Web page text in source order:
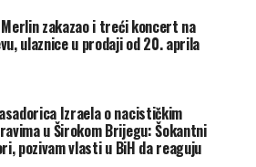
pjevačica i bot predsjednika
nije pojavila na bini jer su građani
su je čak morali evakuisati.
Merlin zakazao i treći koncert na
ulaznice u prodaji od 20. aprila
Izraela o nacističkim
u Širokom Brijegu: Šokantni
pozivam vlasti u BiH da reaguju